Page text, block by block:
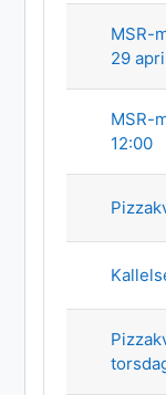
MSR-
29
MSR-
12:00